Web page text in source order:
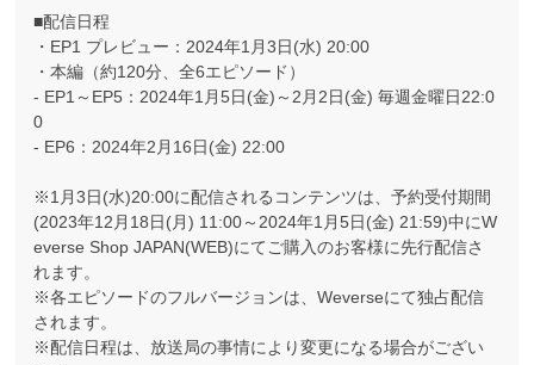
■配信日程
・EP1 プレビュー：2024年1月3日(水) 20:00
・本編（約120分、全6エピソード）
- EP1～EP5：2024年1月5日(金)～2月2日(金) 毎週金曜日22:0
0
- EP6：2024年2月16日(金) 22:00
※1月3日(水)20:00に配信されるコンテンツは、予約受付期間
(2023年12月18日(月) 11:00～2024年1月5日(金) 21:59)中にW
everse Shop JAPAN(WEB)にてご購入のお客様に先行配信さ
れます。
※各エピソードのフルバージョンは、Weverseにて独占配信
されます。
※配信日程は、放送局の事情により変更になる場合がござい